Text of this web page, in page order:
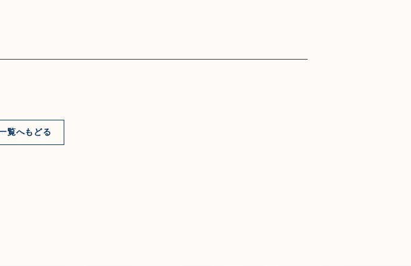
覧へもどる